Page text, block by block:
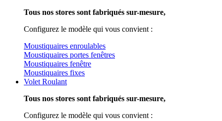
Tous nos stores sont fabriqués sur-mesure,
Configurez le modèle qui vous convient :
Moustiquaires enroulables
Moustiquaires portes fenêtres
Moustiquaires fenêtre
Moustiquaires fixes
Volet Roulant
Tous nos stores sont fabriqués sur-mesure,
Configurez le modèle qui vous convient :